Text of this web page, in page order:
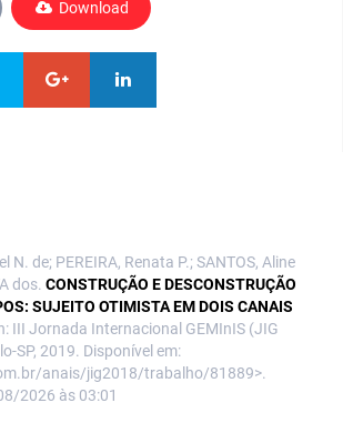
Download
N. de; PEREIRA, Renata P.; SANTOS, Aline
dos. CONSTRUÇÃO E DESCONSTRUÇÃO
SUJEITO OTIMISTA EM DOIS CANAIS
III Jornada Internacional GEMInIS (JIG
SP, 2019. Disponível em:
anais/jig2018/trabalho/81889>.
2026 às 03:01